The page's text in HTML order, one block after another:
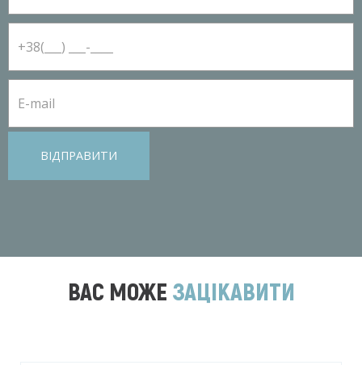
ВІДПРАВИТИ
ВАС МОЖЕ ЗАЦІКАВИТИ